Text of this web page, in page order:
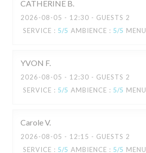
CATHERINE B
2026-08-05 - 12:30 - GUESTS 2
SERVICE : 5/5 AMBIENCE : 5/5 MENU
YVON F
2026-08-05 - 12:30 - GUESTS 2
SERVICE : 5/5 AMBIENCE : 5/5 MENU
CaroleV
2026-08-05 - 12:15 - GUESTS 2
SERVICE : 5/5 AMBIENCE : 5/5 MENU